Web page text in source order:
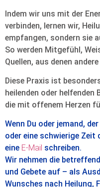
Indem wir uns mit der
verbinden, lernen wir,
empfangen, sondern sie
So werden Mitgefühl,
Quellen, aus denen
Diese Praxis ist
heilenden oder helfenden
die mit offenem Herzen
Wenn Du oder jemand,
oder eine schwierige Zeit
eine E-Mail schreiben.
Wir nehmen die
und Gebete auf – als
Wunsches nach Heilung,